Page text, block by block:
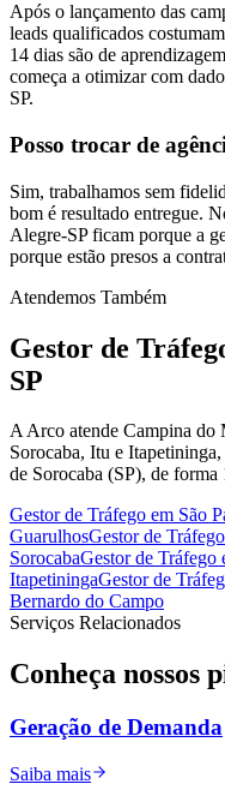
Após o lançamento das
leads qualificados
14 dias são de
começa a otimizar com
SP.
Posso trocar de
Sim, trabalhamos sem
bom é resultado entregue.
Alegre-SP ficam porque a
porque estão presos a
Atendemos Também
Gestor de
SP
A Arco atende Campina do
Sorocaba, Itu e
de Sorocaba (SP), de forma
Gestor de Tráfego em São
GuarulhosGestor de Tráfego
SorocabaGestor de Tráfego
ItapetiningaGestor de
Bernardo do Campo
Serviços Relacionados
Conheça nossos
Geração de Demanda
Saiba mais